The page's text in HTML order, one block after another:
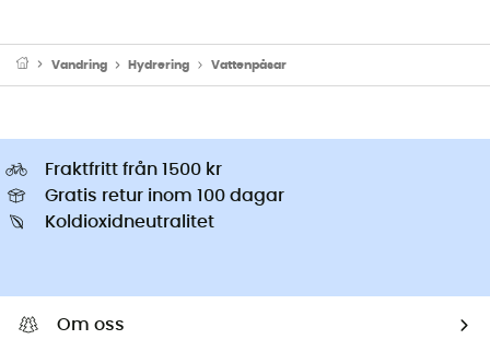
Vandring Hydrering Vattenpåsar
Fraktfritt från 1500 kr
Gratis retur inom 100 dagar
Koldioxidneutralitet
Om oss